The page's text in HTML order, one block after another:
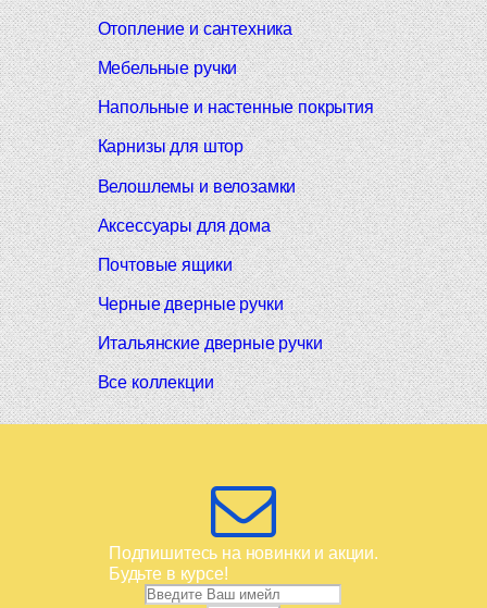
Отопление и сантехника
Мебельные ручки
Напольные и настенные покрытия
Карнизы для штор
Велошлемы и велозамки
Аксессуары для дома
Почтовые ящики
Черные дверные ручки
Итальянские дверные ручки
Все коллекции
Подпишитесь на новинки и акции.
Будьте в курсе!